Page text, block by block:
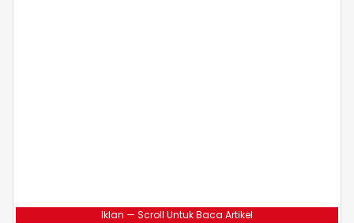
Iklan — Scroll Untuk Baca Artikel